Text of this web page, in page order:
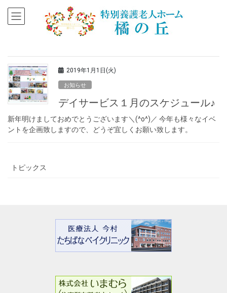
2019年1月1日(火)
お知らせ
デイサービス１月のスケジュール♪
新年明けましておめでとうございます＼(^o^)／ 今年も様々なイベ
ントを企画致しますので、どうぞ宜しくお願い致します。
トピックス